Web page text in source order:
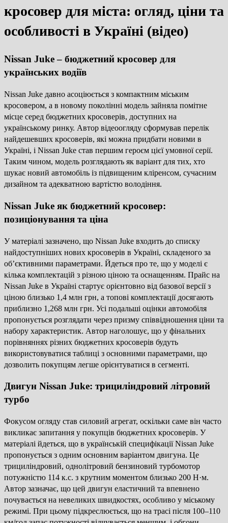
кросовер для міста: огляд, ціни та
особливості в Україні (відео)
Nissan Juke – бюджетний кросовер для
українських водіїв
Nissan Juke давно асоціюється з компактним міським
кросовером, а в новому поколінні модель зайняла помітне
місце серед бюджетних кросоверів, доступних на
українському ринку. Автор відеоогляду сформував перелік
найдешевших кросоверів, які можна придбати новими в
Україні, і Nissan Juke став першим героєм цієї умовної серії.
Таким чином, модель розглядають як варіант для тих, хто
шукає новий автомобіль із підвищеним кліренсом, сучасним
дизайном та адекватною вартістю володіння.
Nissan Juke як бюджетний кросовер:
позиціонування та ціна
У матеріалі зазначено, що Nissan Juke входить до списку
найдоступніших нових кросоверів в Україні, складеного за
об’єктивними параметрами. Йдеться про те, що у моделі є
кілька комплектацій з різною ціною та оснащенням. Прайс на
Nissan Juke в Україні стартує орієнтовно від базової версії з
ціною близько 1,4 млн грн, а топові комплектації досягають
приблизно 1,268 млн грн. Усі подальші оцінки автомобіля
пропонується розглядати через призму співвідношення ціни та
набору характеристик. Автор наголошує, що у фінальних
порівняннях різних бюджетних кросоверів будуть
використовуватися таблиці з основними параметрами, що
дозволить покупцям легше орієнтуватися в сегменті.
Двигун Nissan Juke: трициліндровий літровий
турбо
Фокусом огляду став силовий агрегат, оскільки саме він часто
викликає запитання у покупців бюджетних кросоверів. У
матеріалі йдеться, що в українській специфікації Nissan Juke
пропонується з одним основним варіантом двигуна. Це
трициліндровий, однолітровий бензиновий турбомотор
потужністю 114 к.с. з крутним моментом близько 200 Н·м.
Автор зазначає, що цей двигун еластичний та впевнено
почувається на невеликих швидкостях, особливо у міському
режимі. При цьому підкреслюється, що на трасі після 100–110